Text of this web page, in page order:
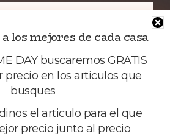
los mejores de cada casa
DAY buscaremos GRATIS
precio en los articulos que
busques
el articulo para el que
precio junto al precio